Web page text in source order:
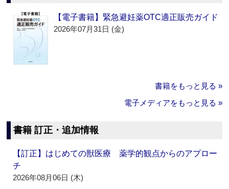
【電子書籍】緊急避妊薬OTC適正販売ガイド
2026年07月31日 (金)
書籍をもっと見る »
電子メディアをもっと見る »
書籍 訂正・追加情報
【訂正】はじめての獣医療 薬学的観点からのアプロー
チ
2026年08月06日 (木)